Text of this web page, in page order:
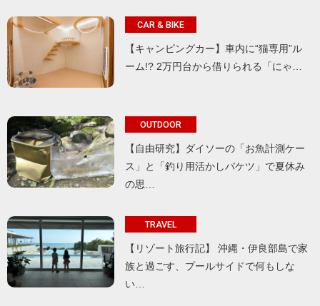
CAR & BIKE
【キャンピングカー】車内に“猫専用”ル
ーム!? 2万円台から借りられる「にゃ…
OUTDOOR
【自由研究】ダイソーの「お魚計測ケー
ス」と「釣り用活かしバケツ」で夏休み
の思…
TRAVEL
【リゾート旅行記】 沖縄・伊良部島で家
族と過ごす、プールサイドで何もしな
い…